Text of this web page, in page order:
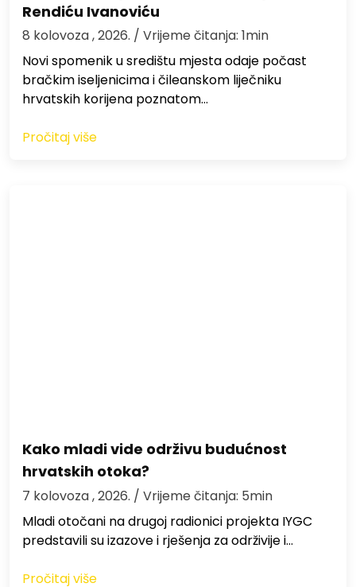
Rendiću Ivanoviću
8 kolovoza , 2026. / Vrijeme čitanja: 1min
Novi spomenik u središtu mjesta odaje počast
bračkim iseljenicima i čileanskom liječniku
hrvatskih korijena poznatom…
Pročitaj više
Kako mladi vide održivu budućnost
hrvatskih otoka?
7 kolovoza , 2026. / Vrijeme čitanja: 5min
Mladi otočani na drugoj radionici projekta IYGC
predstavili su izazove i rješenja za održivije i…
Pročitaj više